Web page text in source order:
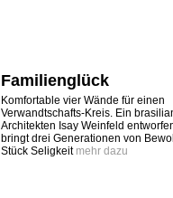
Familienglück
Komfortable vier Wände für einen
Verwandtschafts-Kreis. Ein
Architekten Isay Weinfeld
bringt drei Generationen von
Stück Seligkeit mehr dazu